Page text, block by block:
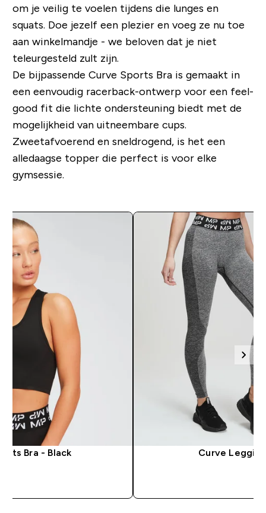
om je veilig te voelen tijdens die lunges en
squats. Doe jezelf een plezier en voeg ze nu toe
aan winkelmandje - we beloven dat je niet
teleurgesteld zult zijn.
De bijpassende Curve Sports Bra is gemaakt in
een eenvoudig racerback-ontwerp voor een feel-
good fit die lichte ondersteuning biedt met de
mogelijkheid van uitneembare cups.
Zweetafvoerend en sneldrogend, is het een
alledaagse topper die perfect is voor elke
gymsessie.
Bra - Black Curve